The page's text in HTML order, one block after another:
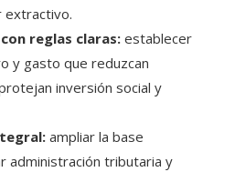
extractivo.
reglas claras: establecer
y gasto que reduzcan
inversión social y
ampliar la base
administración tributaria y